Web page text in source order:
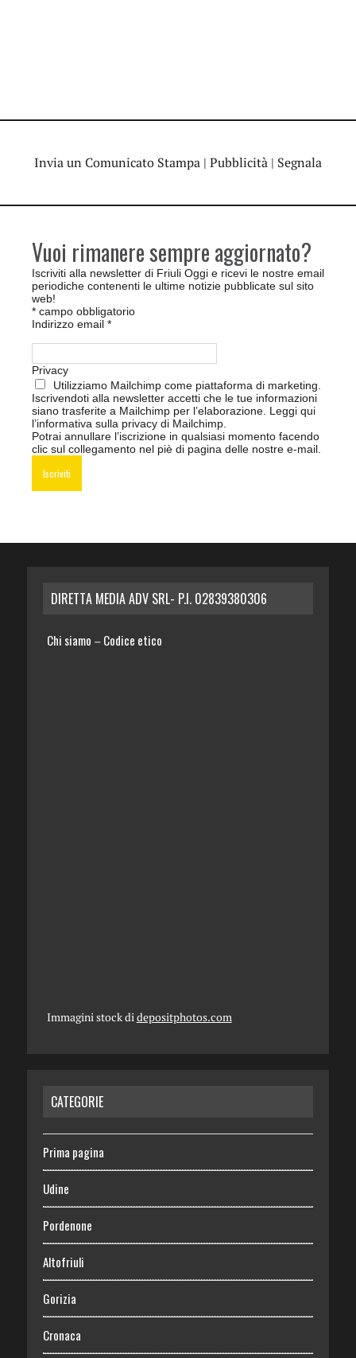
Invia un Comunicato Stampa | Pubblicità | Segnala
Vuoi rimanere sempre aggiornato?
Iscriviti alla newsletter di Friuli Oggi e ricevi le nostre email
periodiche contenenti le ultime notizie pubblicate sul sito
web!
* campo obbligatorio
Indirizzo email *
Privacy
Utilizziamo Mailchimp come piattaforma di marketing.
Iscrivendoti alla newsletter accetti che le tue informazioni
siano trasferite a Mailchimp per l’elaborazione. Leggi qui
l’informativa sulla privacy di Mailchimp.
Potrai annullare l’iscrizione in qualsiasi momento facendo
clic sul collegamento nel piè di pagina delle nostre e-mail.
DIRETTA MEDIA ADV SRL- P.I. 02839380306
Chi siamo – Codice etico
Immagini stock didepositphotos.com
CATEGORIE
Prima pagina
Udine
Pordenone
Altofriuli
Gorizia
Cronaca